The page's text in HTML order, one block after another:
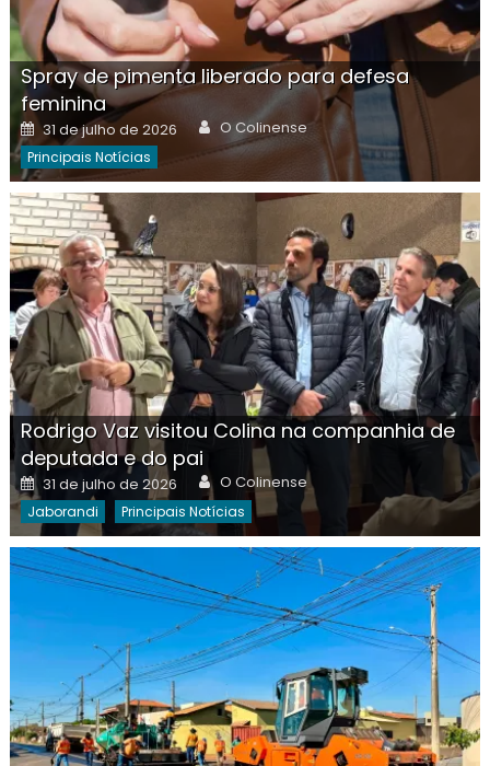
Spray de pimenta liberado para defesa
feminina
Posted
on
31 de julho de 2026 Author
O Colinense
Principais Notícias
Rodrigo Vaz visitou Colina na companhia de
deputada e do pai
Posted
on
31 de julho de 2026 Author
O Colinense
Jaborandi Principais Notícias